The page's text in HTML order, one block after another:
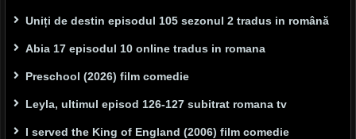
Uniți de destin episodul 105 sezonul 2 tradus in română
Abia 17 episodul 10 online tradus in romana
Preschool (2026) film comedie
Leyla, ultimul episod 126-127 subitrat romana tv
I served the King of England (2006) film comedie